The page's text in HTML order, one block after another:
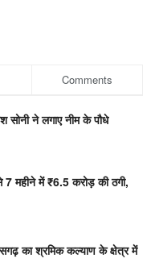
Comments
सोनी ने लगाए नीम के पौधे
महीने में ₹6.5 करोड़ की ठगी,
का श्रमिक कल्याण के क्षेत्र में